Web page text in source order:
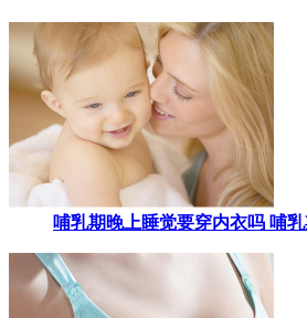
哺乳期晚上睡觉要穿内衣吗​ 哺